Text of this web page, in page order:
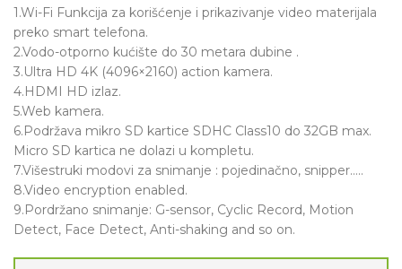
1.Wi-Fi Funkcija za korišćenje i prikazivanje video materijala
preko smart telefona.
2.Vodo-otporno kućište do 30 metara dubine .
3.Ultra HD 4K (4096×2160) action kamera.
4.HDMI HD izlaz.
5.Web kamera.
6.Podržava mikro SD kartice SDHC Class10 do 32GB max.
Micro SD kartica ne dolazi u kompletu.
7.Višestruki modovi za snimanje : pojedinačno, snipper…..
8.Video encryption enabled.
9.Pordržano snimanje: G-sensor, Cyclic Record, Motion
Detect, Face Detect, Anti-shaking and so on.